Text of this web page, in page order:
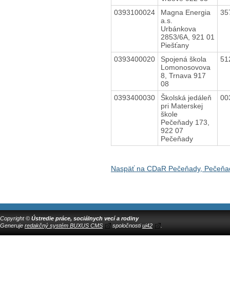
0393100024
Magna Energia
a.s.
Urbánkova
2853/6A, 921 01
Piešťany
0393400020
Spojená škola
Lomonosovova
8, Trnava 917
08
0393400030
Školská jedáleň
pri Materskej
škole
Pečeňady 173,
922 07
Pečeňady
Naspäť na CDaR Pečeňady,
Copyright © Ústredie práce, sociálnych vecí a rodiny
Generuje redakčný systém BUXUS CMS spoločnostiui42